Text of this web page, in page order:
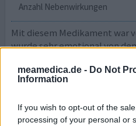
meamedica.de - Do Not
Information
If you wish to opt-out of the
processing of your personal or
Anzahl Nebenwirkungen
Mit diesem Medikament war
wurde sehr emotional von
dachte, dass ich schwanger